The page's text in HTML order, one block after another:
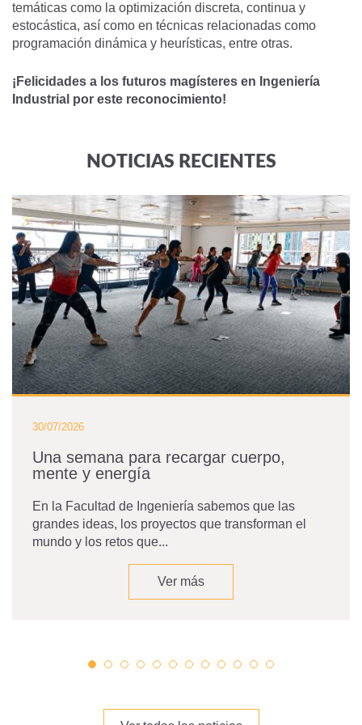
temáticas como la optimización discreta, continua y
estocástica, así como en técnicas relacionadas como
programación dinámica y heurísticas, entre otras.
¡Felicidades a los futuros magísteres en Ingeniería
Industrial por este reconocimiento!
NOTICIAS RECIENTES
30/07/2026
Una semana para recargar cuerpo,
mente y energía
En la Facultad de Ingeniería sabemos que las
grandes ideas, los proyectos que transforman el
mundo y los retos que...
Ver más